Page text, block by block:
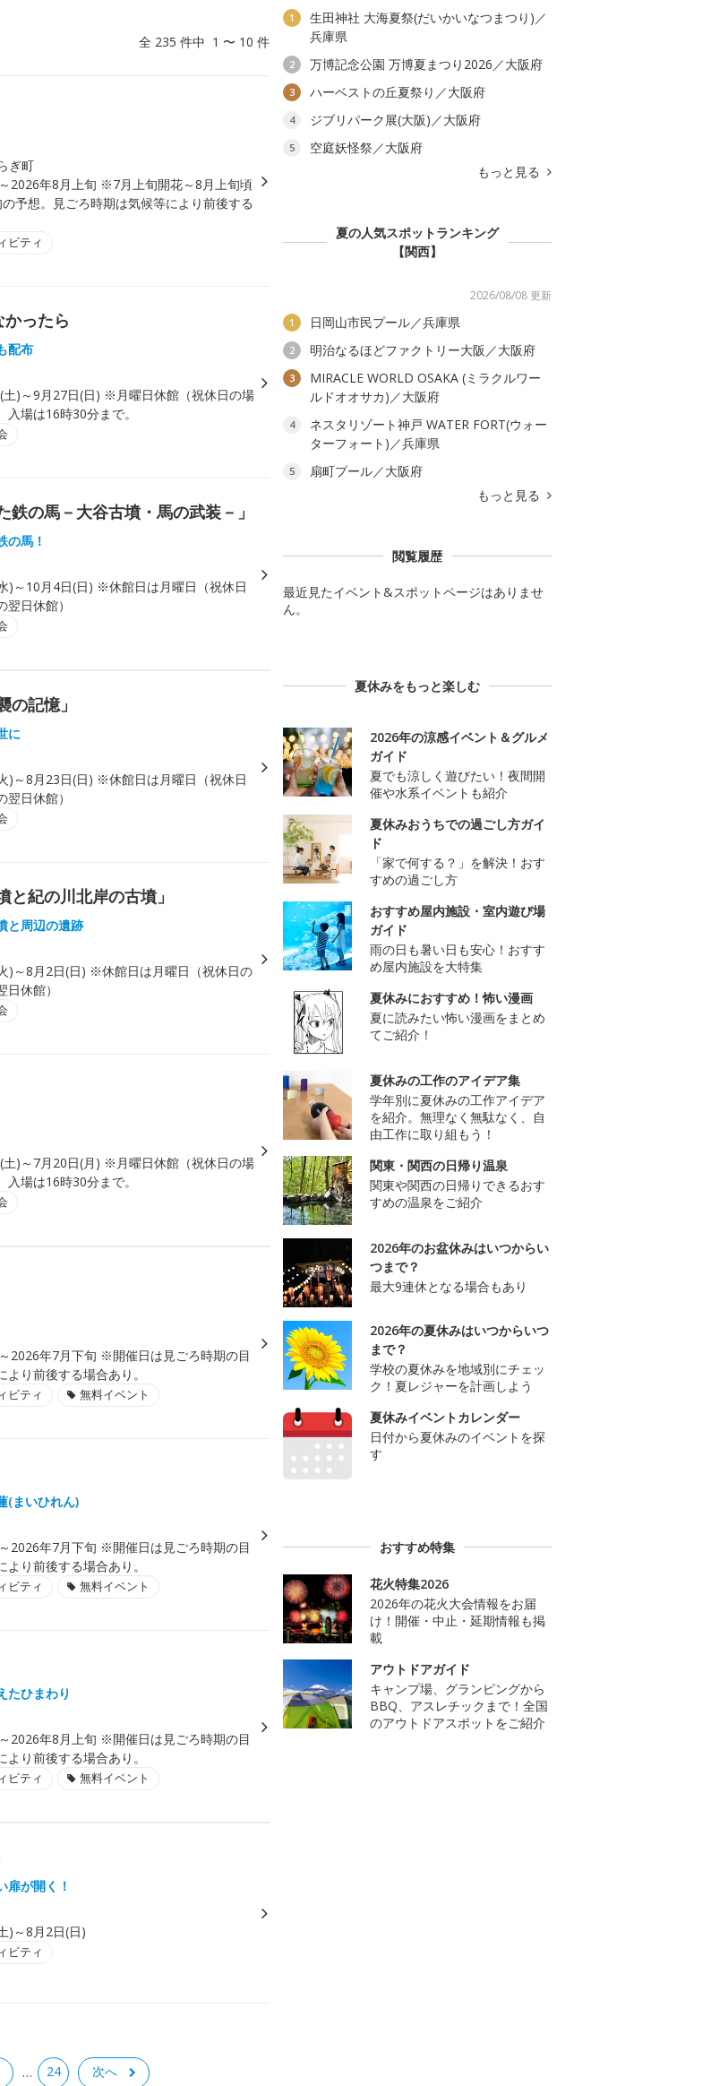
全 235 件中 1 〜 10 件
ぎ町
2026年8月上旬 ※7月上旬開花～8月上旬頃
予想。見ごろ時期は気候等により前後する
ビティ
ったら
配布
土)～9月27日(日) ※月曜日休館（祝休日の場
場は16時30分まで。
の馬－大谷古墳・馬の武装－」
の馬！
)～10月4日(日) ※休館日は月曜日（祝休日
日休館）
記憶」
に
)～8月23日(日) ※休館日は月曜日（祝休日
日休館）
紀の川北岸の古墳」
と周辺の遺跡
)～8月2日(日) ※休館日は月曜日（祝休日の
休館）
土)～7月20日(月) ※月曜日休館（祝休日の場
場は16時30分まで。
2026年7月下旬 ※開催日は見ごろ時期の目
り前後する場合あり。
ビティ 無料イベント
(まいひれん)
2026年7月下旬 ※開催日は見ごろ時期の目
り前後する場合あり。
ビティ 無料イベント
たひまわり
2026年8月上旬 ※開催日は見ごろ時期の目
り前後する場合あり。
ビティ 無料イベント
が開く！
)～8月2日(日)
ビティ
… 24 次へ
1
生田神社 大海夏祭(だいかいなつまつり)／
兵庫県
2 万博記念公園 万博夏まつり2026／大阪府
3 ハーベストの丘夏祭り／大阪府
4 ジブリパーク展(大阪)／大阪府
5
空庭妖怪祭／大阪府
もっと見る
夏の人気スポットランキング
【関西】
2026/08/08 更新
1 日岡山市民プール／兵庫県
2 明治なるほどファクトリー大阪／大阪府
3
MIRACLE WORLD OSAKA (ミラクルワー
ルドオオサカ)／大阪府
4
ネスタリゾート神戸 WATER FORT(ウォー
ターフォート)／兵庫県
5
扇町プール／大阪府
もっと見る
閲覧履歴
最近見たイベント&スポットページはありませ
ん。
夏休みをもっと楽しむ
2026年の涼感イベント＆グルメ
ガイド
夏でも涼しく遊びたい！夜間開
催や水系イベントも紹介
夏休みおうちでの過ごし方ガイ
ド
「家で何する？」を解決！おす
すめの過ごし方
おすすめ屋内施設・室内遊び場
ガイド
雨の日も暑い日も安心！おすす
め屋内施設を大特集
夏休みにおすすめ！怖い漫画
夏に読みたい怖い漫画をまとめ
てご紹介！
夏休みの工作のアイデア集
学年別に夏休みの工作アイデア
を紹介。無理なく無駄なく、自
由工作に取り組もう！
関東・関西の日帰り温泉
関東や関西の日帰りできるおす
すめの温泉をご紹介
2026年のお盆休みはいつからい
つまで？
最大9連休となる場合もあり
2026年の夏休みはいつからいつ
まで？
学校の夏休みを地域別にチェッ
ク！夏レジャーを計画しよう
夏休みイベントカレンダー
日付から夏休みのイベントを探
す
おすすめ特集
花火特集2026
2026年の花火大会情報をお届
け！開催・中止・延期情報も掲
載
アウトドアガイド
キャンプ場、グランピングから
BBQ、アスレチックまで！全国
のアウトドアスポットをご紹介